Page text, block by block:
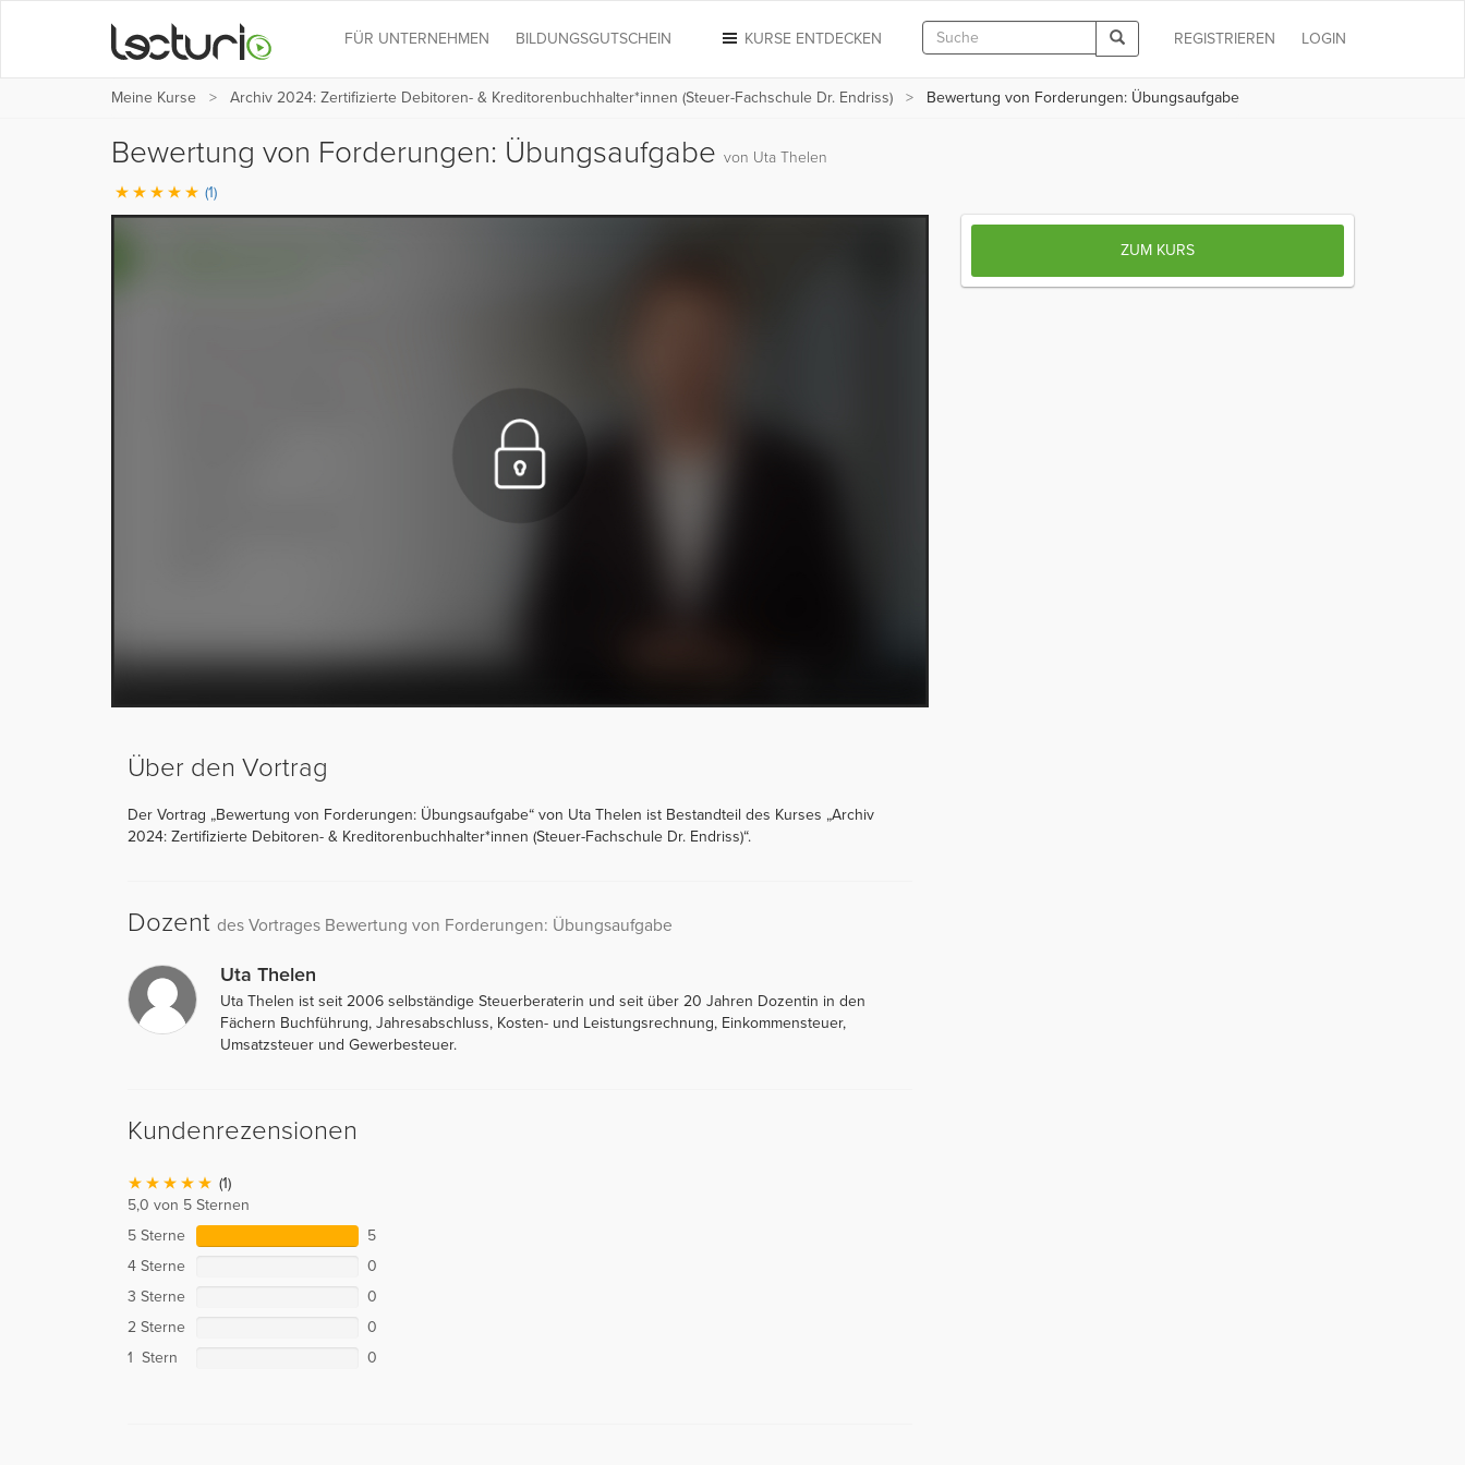
LOGIN
REGISTRIEREN
KURSE ENTDECKEN
FÜR UNTERNEHMEN BILDUNGSGUTSCHEIN
Meine Kurse Archiv 2024: Zertifizierte Debitoren- & Kreditorenbuchhalter*innen (Steuer-Fachschule Dr. Endriss) Bewertung von Forderungen: Übungsaufgabe
Bewertung von Forderungen: Übungsaufgabe von Uta Thelen
(1)
Über den Vortrag
Der Vortrag „Bewertung von Forderungen: Übungsaufgabe“ von Uta Thelen ist Bestandteil des Kurses „Archiv
2024: Zertifizierte Debitoren- & Kreditorenbuchhalter*innen (Steuer-Fachschule Dr. Endriss)“.
Dozent des Vortrages Bewertung von Forderungen: Übungsaufgabe
Uta Thelen
Uta Thelen ist seit 2006 selbständige Steuerberaterin und seit über 20 Jahren Dozentin in den
Fächern Buchführung, Jahresabschluss, Kosten- und Leistungsrechnung, Einkommensteuer,
Umsatzsteuer und Gewerbesteuer.
Kundenrezensionen
(1)
5,0 von 5 Sternen
5 Sterne
5
4 Sterne
0
3 Sterne
0
2 Sterne
0
1 Stern
0
ZUM KURS